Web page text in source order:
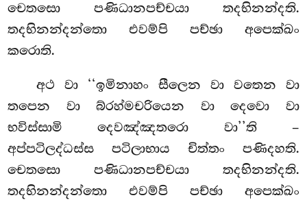
චෙතසො පණිධානපච්චයා තදභිනන්දති.
තදභිනන්දන්තො එවම්පි පච්ඡා අපෙක්ඛං
කරොති.
අථ වා ‘‘ඉමිනාහං සීලෙන වා වතෙන වා
තපෙන වා බ්රහ්මචරියෙන වා දෙවො වා
භවිස්සාමි දෙවඤ්ඤතරො වා’’ති –
අප්පටිලද්ධස්ස පටිලාභාය චිත්තං පණිදහති.
චෙතසො පණිධානපච්චයා තදභිනන්දති.
තදභිනන්දන්තො එවම්පි පච්ඡා අපෙක්ඛං